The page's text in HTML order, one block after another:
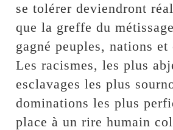
se tolérer deviendront
que la greffe du
gagné peuples, nations et
Les racismes, les plus
esclavages les plus
dominations les plus
place à un rire humain